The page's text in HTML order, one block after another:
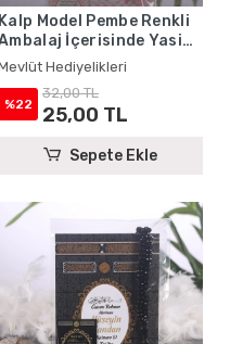
Kalp Model Pembe Renkli
İçerisinde Yasin
Magnet ve Tesbih -
Mevlüt Hediyelikleri
Hediyelikleri
%22
32,00 TL
25,00 TL
Sepete Ekle